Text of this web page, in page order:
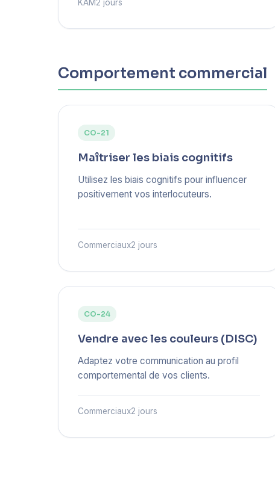
KAM2 jours
Comportement commercial
CO-21
Maîtriser les biais cognitifs
Utilisez les biais cognitifs pour influencer
positivement vos interlocuteurs.
Commerciaux2 jours
CO-24
Vendre avec les couleurs (DISC)
Adaptez votre communication au profil
comportemental de vos clients.
Commerciaux2 jours